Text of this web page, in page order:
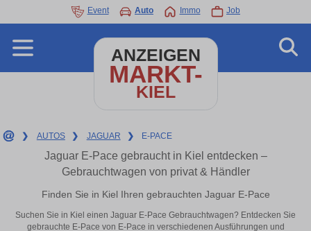
Event Auto Immo Job
ANZEIGEN
MARKT-
KIEL
❯ AUTOS ❯ JAGUAR ❯ E-PACE
Jaguar E-Pace gebraucht in Kiel entdecken –
Gebrauchtwagen von privat & Händler
Finden Sie in Kiel Ihren gebrauchten Jaguar E-Pace
Suchen Sie in Kiel einen Jaguar E-Pace Gebrauchtwagen? Entdecken Sie
gebrauchte E-Pace von E-Pace in verschiedenen Ausführungen und